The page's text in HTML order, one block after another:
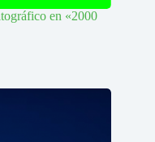
en «2000